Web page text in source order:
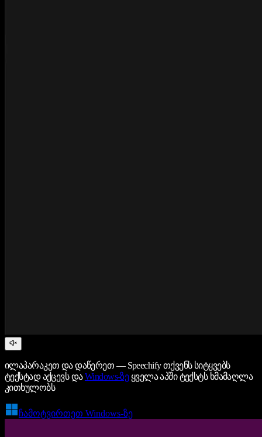
ილაპარაკეთ და დაწერეთ — Speechify თქვენს სიტყვებს
ტექსტად აქცევს დაWindows-ზეყველა აპში ტექსტს ხმამაღლა
კითხულობს
ჩამოტვირთეთ Windows-ზე